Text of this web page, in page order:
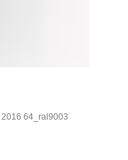
64_ral9003